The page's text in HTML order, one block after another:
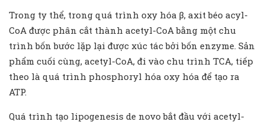
Trong ty thể, trong quá trình oxy hóa β, axit béo acyl-
CoA được phân cắt thành acetyl-CoA bằng một chu
trình bốn bước lặp lại được xúc tác bởi bốn enzyme. Sản
phẩm cuối cùng, acetyl-CoA, đi vào chu trình TCA, tiếp
theo là quá trình phosphoryl hóa oxy hóa để tạo ra
ATP.
Quá trình tạo lipogenesis de novo bắt đầu với acetyl-